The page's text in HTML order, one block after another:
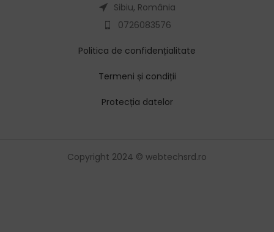
Sibiu, România
0726083576
Politica de confidențialitate
Termeni și condiții
Protecția datelor
Copyright 2024 © webtechsrd.ro